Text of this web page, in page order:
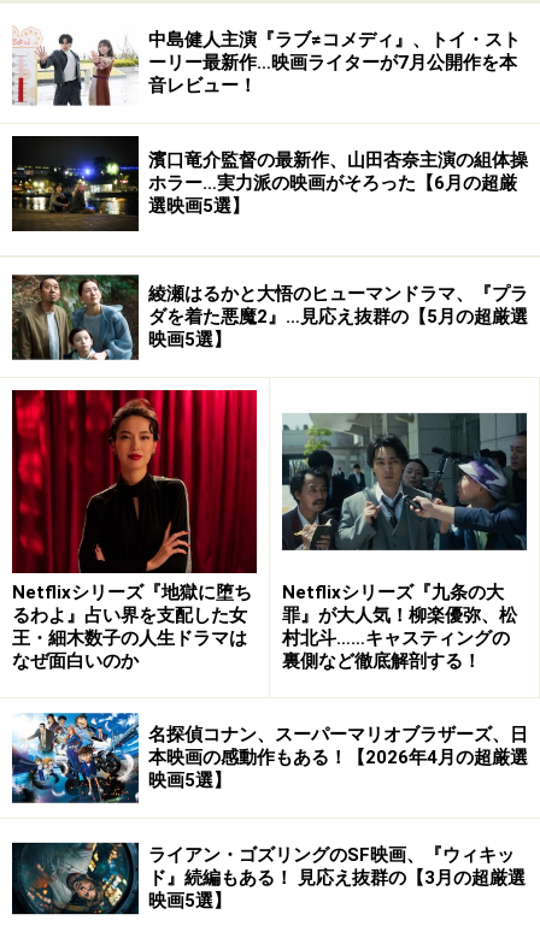
Amazonで洋画・邦画の DVD をチェック！
楽天市場で洋画・邦画の DVD をチェック！
中島健人主演『ラブ≠コメディ』、トイ・スト
ーリー最新作…映画ライターが7月公開作を本
音レビュー！
濱口竜介監督の最新作、山田杏奈主演の組体操
ホラー…実力派の映画がそろった【6月の超厳
選映画5選】
綾瀬はるかと大悟のヒューマンドラマ、『プラ
ダを着た悪魔2』…見応え抜群の【5月の超厳選
映画5選】
Netflixシリーズ『地獄に堕ち
るわよ』占い界を支配した女
王・細木数子の人生ドラマは
なぜ面白いのか
Netflixシリーズ『九条の大
罪』が大人気！柳楽優弥、松
村北斗……キャスティングの
裏側など徹底解剖する！
名探偵コナン、スーパーマリオブラザーズ、日
本映画の感動作もある！【2026年4月の超厳選
映画5選】
ライアン・ゴズリングのSF映画、『ウィキッ
ド』続編もある！ 見応え抜群の【3月の超厳選
映画5選】